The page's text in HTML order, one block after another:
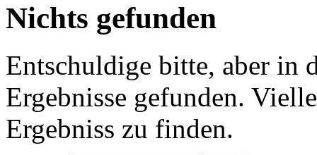
Nichts gefunden
Entschuldige bitte, aber in
Ergebnisse gefunden.
Ergebniss zu finden.